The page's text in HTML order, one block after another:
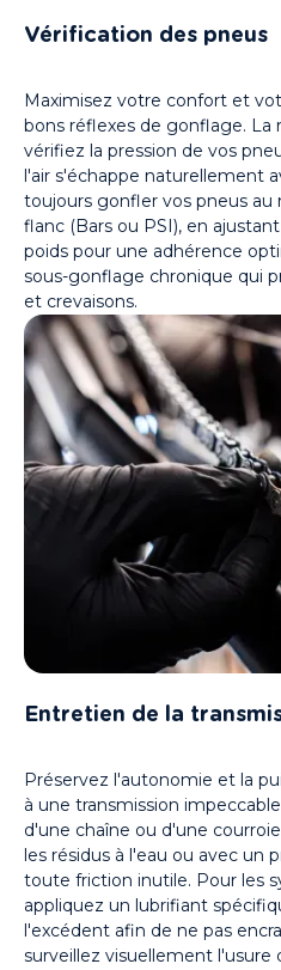
Vérification des pneus
Maximisez votre confort et
bons réflexes de gonflage. La
vérifiez la pression de vos
l'air s'échappe naturellement
toujours gonfler vos pneus au
flanc (Bars ou PSI), en
poids pour une adhérence
sous-gonflage chronique qui
et crevaisons.
Entretien de la
Préservez l'autonomie et la
à une transmission
d'une chaîne ou d'une
les résidus à l'eau ou avec un
toute friction inutile. Pour les
appliquez un lubrifiant
l'excédent afin de ne pas
surveillez visuellement l'usure